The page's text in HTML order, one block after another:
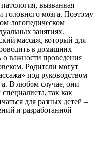
вызванная
мозга. Поэтому
логопедическом
занятиях.
массаж, который для
в домашних
о важности проведения
Родители могут
под руководством
В любом случае, они
так как
для разных детей –
и разработанной